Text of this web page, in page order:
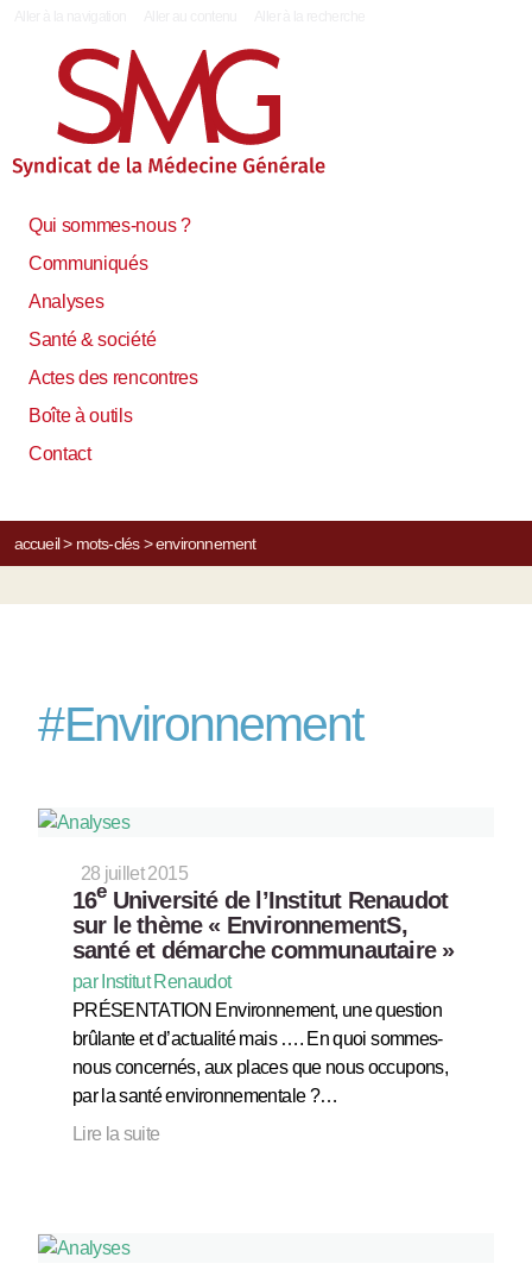
Qui sommes-nous ?
Communiqués
Analyses
Santé & société
Actes des rencontres
Boîte à outils
Contact
accueil> mots-clés> environnement
#Environnement
28 juillet 2015
16eUniversité de l’Institut Renaudot
sur le thème « EnvironnementS,
santé et démarche communautaire »
par Institut Renaudot
PRÉSENTATION Environnement, une question
brûlante et d’actualité mais …. En quoi sommes-
nous concernés, aux places que nous occupons,
par la santé environnementale ?…
Lire la suite